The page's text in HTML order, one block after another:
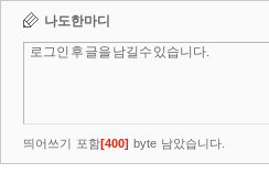
나도한마디
띄어쓰기 포함[400] byte 남았습니다.